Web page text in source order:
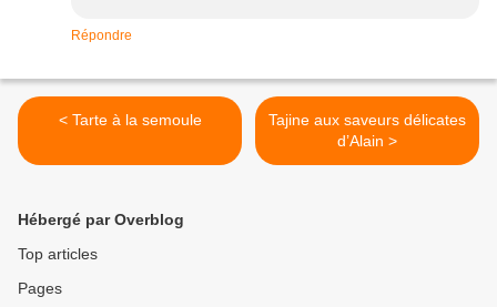
Répondre
< Tarte à la semoule
Tajine aux saveurs délicates
d’Alain >
Hébergé par Overblog
Top articles
Pages